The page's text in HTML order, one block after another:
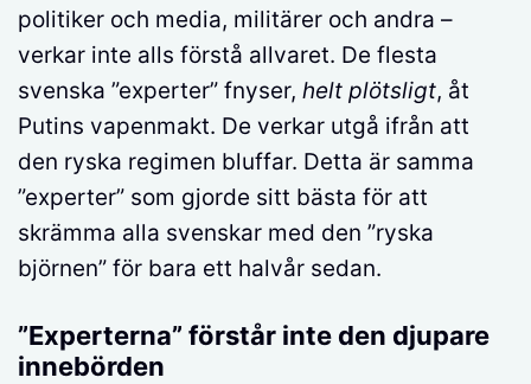
politiker och media, militärer och andra –
verkar inte alls förstå allvaret. De flesta
svenska ”experter” fnyser, helt plötsligt, åt
Putins vapenmakt. De verkar utgå ifrån att
den ryska regimen bluffar. Detta är samma
”experter” som gjorde sitt bästa för att
skrämma alla svenskar med den ”ryska
björnen” för bara ett halvår sedan.
”Experterna” förstår inte den djupare
innebörden